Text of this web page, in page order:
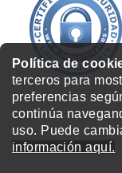
Política de
terceros para
preferencias
continúa
uso. Puede
información aquí.